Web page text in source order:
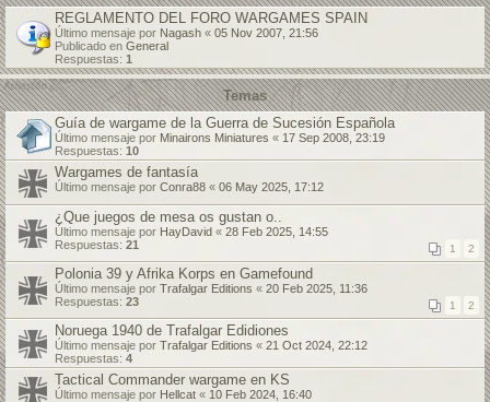
REGLAMENTO DEL FORO WARGAMES SPAIN
Último mensaje por Nagash « 05 Nov 2007, 21:56
Publicado en General
Respuestas: 1
Temas
Guía de wargame de la Guerra de Sucesión Española
Último mensaje por Minairons Miniatures « 17 Sep 2008, 23:19
Respuestas: 10
Wargames de fantasía
Último mensaje por Conra88 « 06 May 2025, 17:12
¿Que juegos de mesa os gustan o..
Último mensaje por HayDavid « 28 Feb 2025, 14:55
Respuestas: 21 1 2
Polonia 39 y Afrika Korps en Gamefound
Último mensaje por Trafalgar Editions « 20 Feb 2025, 11:36
Respuestas: 23 1 2
Noruega 1940 de Trafalgar Edidiones
Último mensaje por Trafalgar Editions « 21 Oct 2024, 22:12
Respuestas: 4
Tactical Commander wargame en KS
Último mensaje por Hellcat « 10 Feb 2024, 16:40